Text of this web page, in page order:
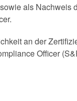
als Nachweis
an der
Officer